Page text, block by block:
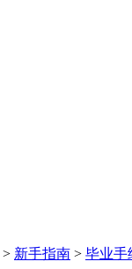
> 新手指南 > 毕业手